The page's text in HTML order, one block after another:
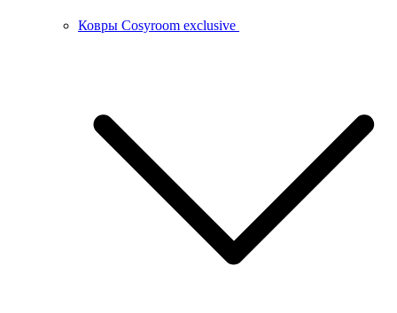
Ковры Cosyroom exclusive